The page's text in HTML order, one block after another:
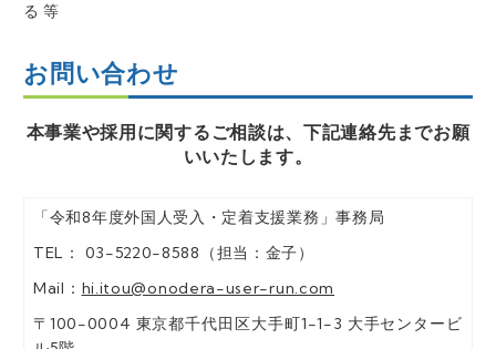
る 等
お問い合わせ
本事業や採用に関するご相談は、下記連絡先までお願
いいたします。
「令和8年度外国人受入・定着支援業務」事務局
TEL： 03-5220-8588（担当：金子）
Mail： hi.itou@onodera-user-run.com
〒100-0004 東京都千代田区大手町1-1-3 大手センタービ